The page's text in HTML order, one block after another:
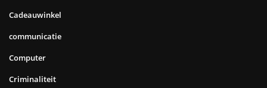
Cadeauwinkel
communicatie
Computer
Criminaliteit